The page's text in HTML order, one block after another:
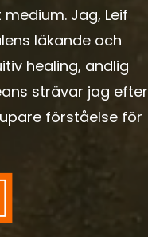
Jag, Leif
läkande och
healing, andlig
strävar jag efter
förståelse för